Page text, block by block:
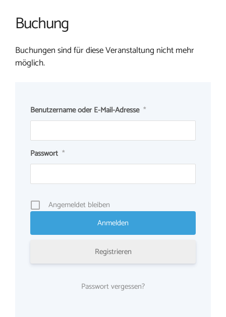
Buchung
Buchungen sind für diese Veranstaltung nicht mehr
möglich.
Benutzername oder E-Mail-Adresse *
Passwort *
Angemeldet bleiben
Registrieren
Passwort vergessen?